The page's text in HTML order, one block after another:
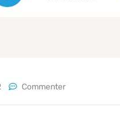
Commenter